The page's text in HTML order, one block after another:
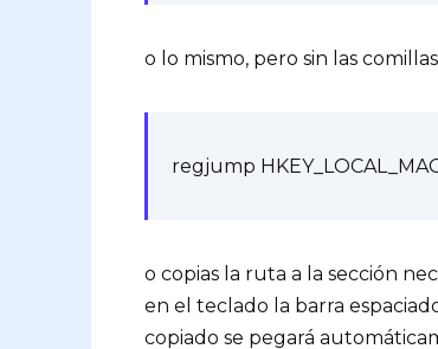
o lo mismo, pero sin las comillas
regjump
o copias la ruta a la sección
en el teclado la barra
copiado se pegará